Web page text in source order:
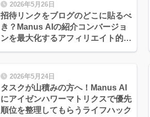
2026年5月26日
招待リンクをブログのどこに貼るべ
き？Manus AIの紹介コンバージョ
ンを最大化するアフィリエイト的配
2026年5月24日
タスクが山積みの方へ！Manus AI
にアイゼンハワーマトリクスで優先
順位を整理してもらうライフハック